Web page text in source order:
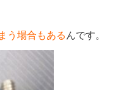
う場合もある んです。